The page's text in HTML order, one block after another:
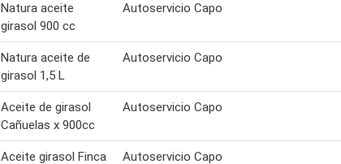
Natura aceite
girasol 900 cc
Autoservicio Capo
Natura aceite de
girasol 1,5 L
Autoservicio Capo
Aceite de girasol
Cañuelas x 900cc
Autoservicio Capo
Aceite girasol Finca
Autoservicio Capo